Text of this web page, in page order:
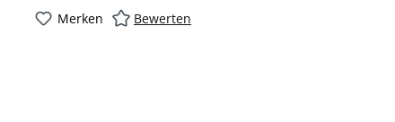
Merken Bewerten